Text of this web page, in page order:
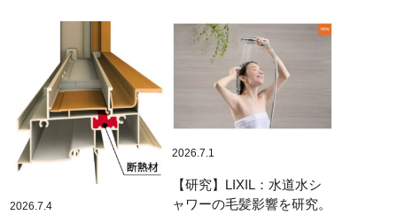
2026.7.4
2026.7.1
【研究】LIXIL：水道水シ
ャワーの毛髪影響を研究。